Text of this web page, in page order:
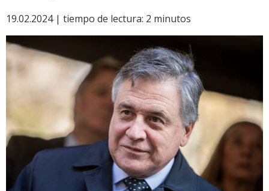
19.02.2024 | tiempo de lectura: 2 minutos